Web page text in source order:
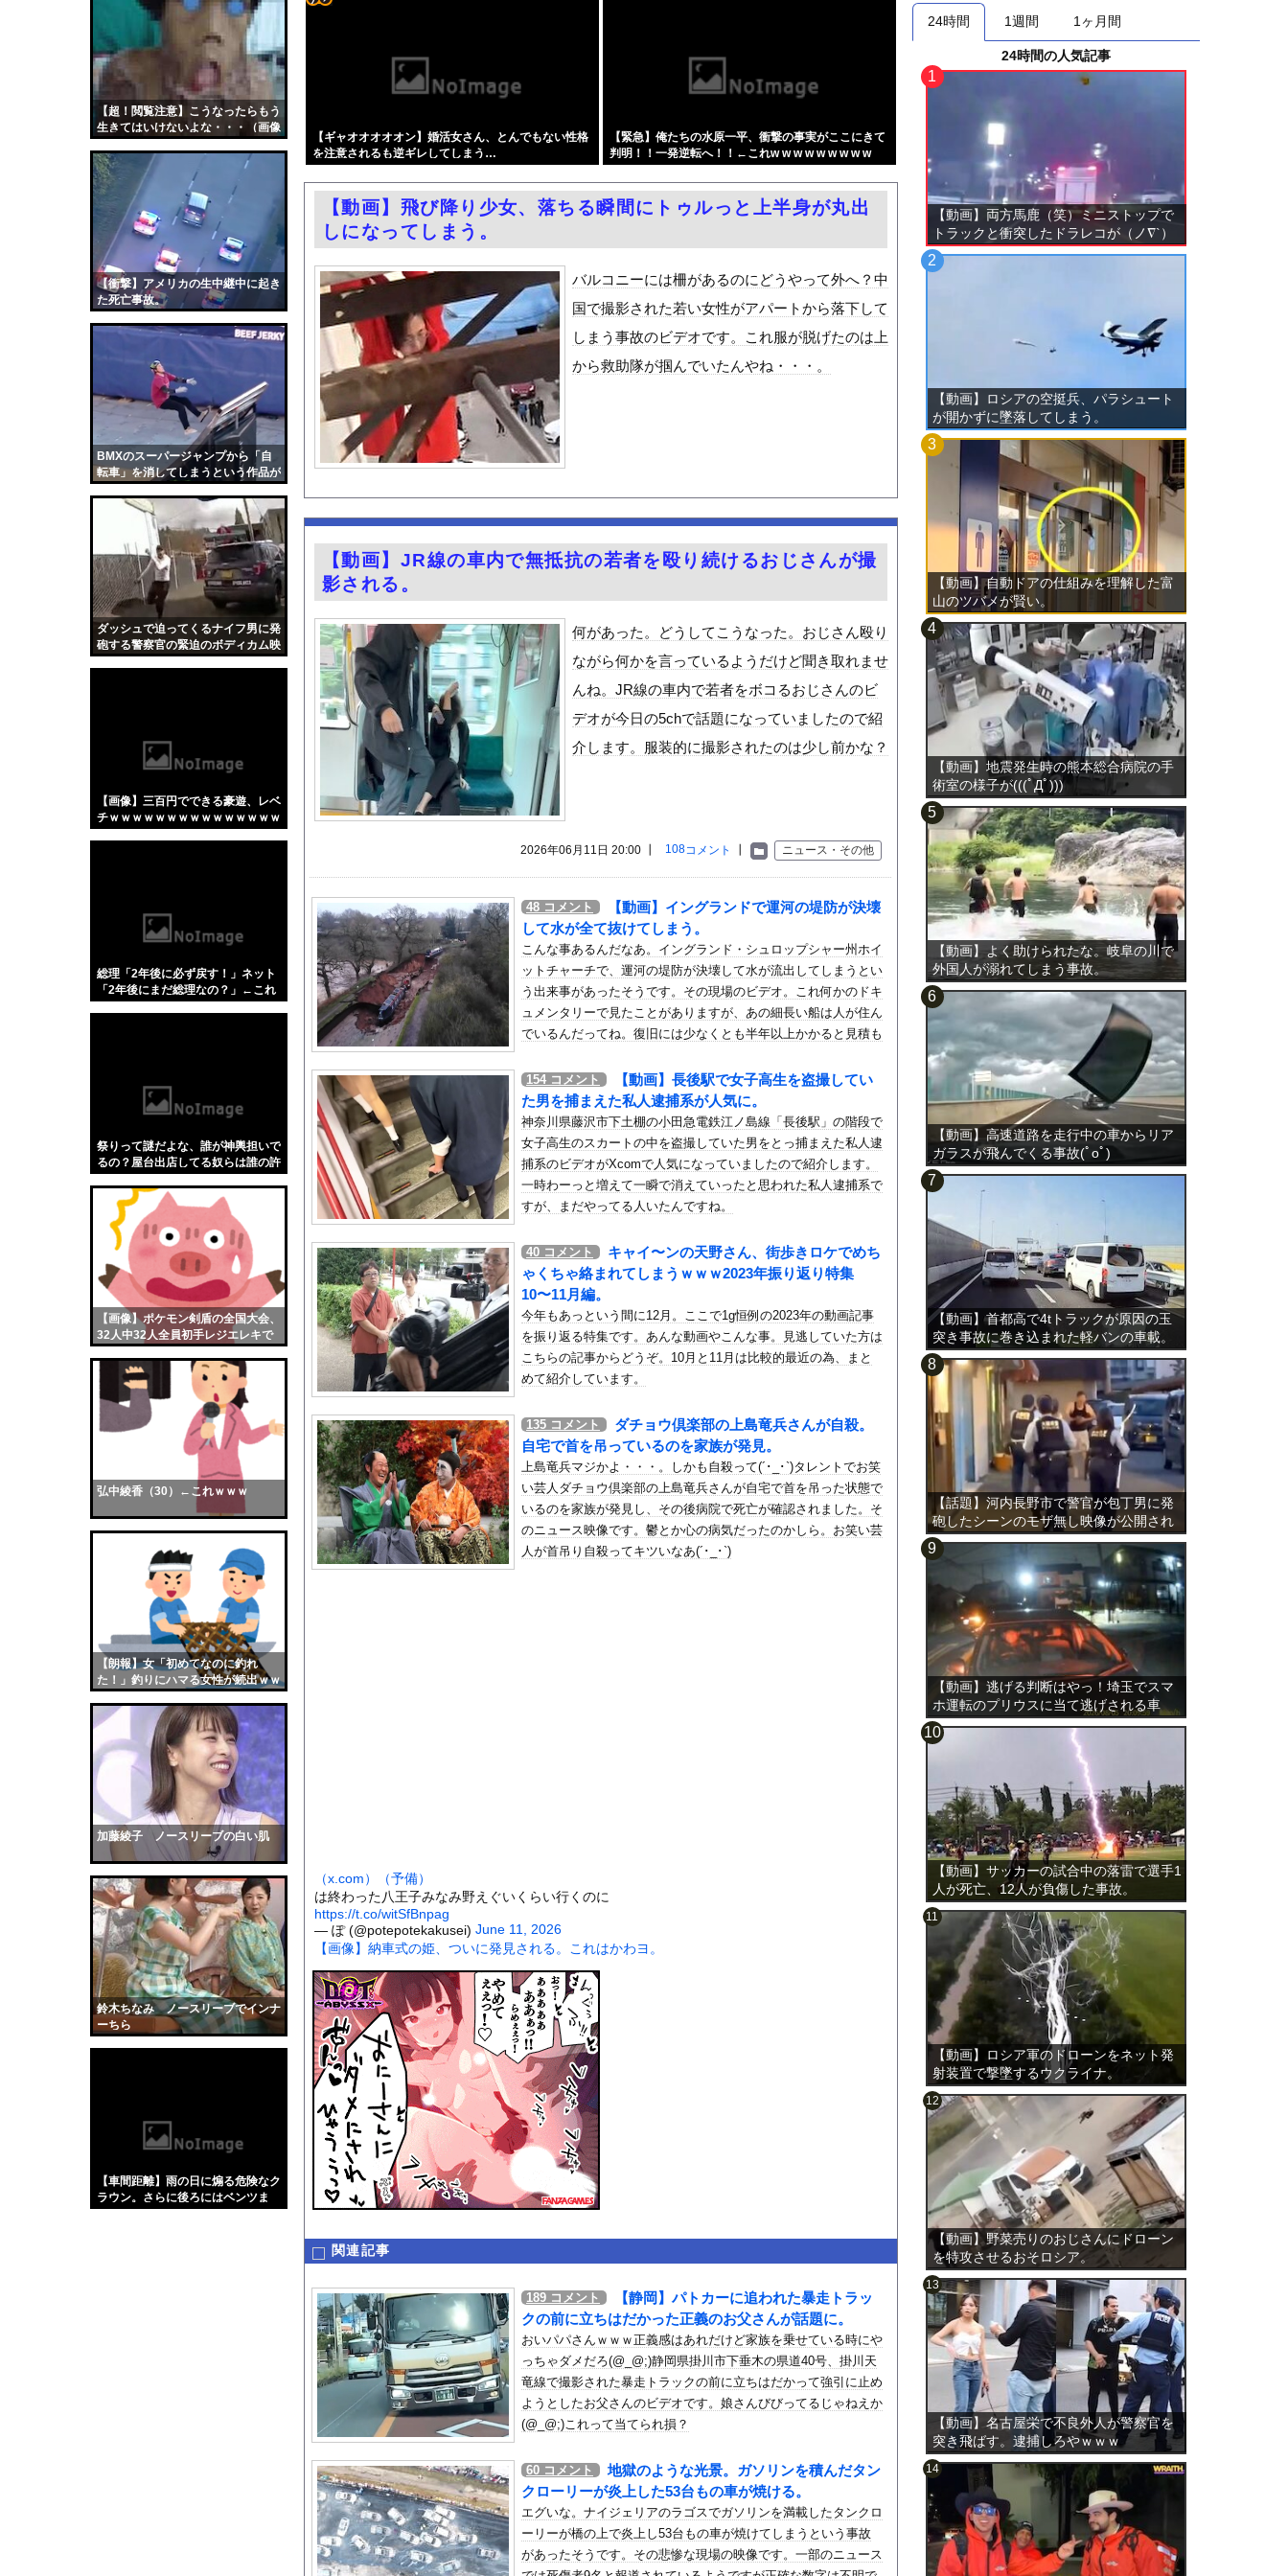
【超！閲覧注意】こうなったらもう
生きてはいけないよな・・・（画像
【衝撃】アメリカの生中継中に起き
た死亡事故。
BMXのスーパージャンプから「自
転車」を消してしまうという作品が
ダッシュで迫ってくるナイフ男に発
砲する警察官の緊迫のボディカム映
【画像】三百円でできる豪遊、レベ
チｗｗｗｗｗｗｗｗｗｗｗｗｗｗｗ
総理「2年後に必ず戻す！」ネット
「2年後にまだ総理なの？」←これ
祭りって謎だよな、誰が神輿担いで
るの？屋台出店してる奴らは誰の許
【画像】ポケモン剣盾の全国大会、
32人中32人全員初手レジエレキで
弘中綾香（30）←これｗｗｗ
【朗報】女「初めてなのに釣れ
た！」釣りにハマる女性が続出ｗｗ
加藤綾子 ノースリーブの白い肌
鈴木ちなみ ノースリーブでインナ
ーちら
【車間距離】雨の日に煽る危険なク
ラウン。さらに後ろにはベンツま
ひろゆき「出馬する気ないから話さなかった」妻「それでも不誠実だろ」→離婚協議へｗｗｗ...
【画像】週刊少年マガジン、限界突破
エロ漫画『はじめての緊縛SM調教 終わらない前立腺イキ地獄』をrawやhitomiを...
【画像】温泉の中でこれやる奴ｗｗｗｗｗｗｗｗｗ
フェラーリを手がけたピニンファリーナ、日本の鉄道初デザイン。南海電鉄が新たな空港特急...
パヨ「れいわ信者、れいわ知能といった表現は完全に差別表現。メディアは放送禁止用語に指...
【広島】廿日市の中学野球部員死亡事故 書類送検の医師、別人のCT画像で診察した疑い ...
今日撮れたK大学文〇学部JD1年のフェラシーンがコチラ
お前らがメイドイン韓国で認めてるもの 「キムチ」あと3つは？
中国「大洪水！」三峡ダム「9門開放！（全力放流」中国都市「三峡沿線の道路水没」中国政...
職場の人妻と不倫をして、ついに、、、
韓国国会、サッカー前代表監督を追及「なぜ負けたのか」
日本旅行キャンセルすべきか…1万年ぶり史上最大級の火山の兆し＝韓国の反応
うちのネコが目の前にいた。私が上に物を投げるフリをする → 猫はこうなります…
友廣南実アナ 海に落ちてパンツが透けてしまうハプニング！！【GIF動画あり】
道の駅に野菜や果物出荷してるんやけど「こういうの欲しい」とかある？
【画像】森高千里(55) 「ミニスカートはとてもムリよ若い子には負けるわ」←ワイらに...
左ハンドル車のデメリット、意外と少ない
【動画】DJ SODAさん、エッチな水を浴びをしてしまう
天下一品とかいう定期的に行っては「こんなもんか…」ってなるラーメン屋wwwwwww
【動画】女性審判、炎上ｗｗｗｗｗ
【ディズニー】高級ホテルでお馴染みのホテルミラコスタさん 値上げして改悪していたこと...
【動画】移民受け入れ派のパヨおば、自分の家に来られたら全力で拒否るｗｗｗｗｗｗｗｗｗ...
グラドル後藤まつりと至近距離でイチャイチャできる新作イメビが出たぞ！
『悪役令嬢転生おじさん』6話感想 モブ令嬢に絡まれるアンナ！
今の時期 河口で釣れる美味い魚教えて
【Xの車窓から】オービスかと思ったら野生の炊飯器で草 ほか
【衝撃】「かわいい虫」ランキング、ついに発表される
伊Autosprint誌：ニューエイ代表渾身のアストンマーチンAMR26を改善に導い...
【画像】 小倉ゆうか(27)さん、7年ぶり『FRIDAY』表紙で神ボディ大解放
【閲覧注意】 人妻がヌード動画を公開 ⇒ ネット民「赤ちゃんに絶対に母乳を上げないで...
旦那と離婚することに。ウトメ「男が居るんだろう、それで男に色々入れられたんだろう慰謝...
【アイマス】何故か怒っているやよいのご機嫌を直す方法
隣の臭デブキング貧乏揺すり背中のけぞりキョロ厨カンスケデブがウザすぎて心が折れそう…
もしかして民主主義ってさ…他
【衝撃】さかなクン、結婚してる？の質問に「お魚で幸せ」と答えた結果ｗｗｗ
海外「日本人はなんて気高いんだ！」 英高級紙も驚愕した極限の中の日本人の姿に世界が衝...
ETCの事をイーティーシーってゆってる奴がいたｗｗｗｗｗｗｗ
【画像】漫画読んでて「生々しいな･･･」と思った描写ｗｗｗｗ
【画像】昔の2時間ドラマがスゴイ、セクシー女優のナマ乳をモロ流し
【悲報】ラーメンハゲ、加齢でめっちゃ少食になってしまう…
英国人「安心感が違う」冨安健洋、パレス移籍当日にデビュー！圧巻3連続ブロックも披露で...
ショートスリーパー、誹謗中傷を受けて突然泣き出すwwwwwwwwwwwwwwwww
【画像】おまえらくんの机がこの女の子の椅子にされてたらｗｗｗ
【画像】この女優さん、可愛すぎる
【朗報】齋藤飛鳥、前屈みで完全に見えてる動画が拡散されてしまう…
海外「日本よ、お前がナンバーワンだ」 熊本地震直後の日本の対応のスピードに世界が衝撃
勇気を出して白人美女にチン凸したアジア人短小男
、爆笑されてしまうｗｗｗ
10年もの間浮気してた嫁。まさかと思い長男のDNA鑑定をするがいいな？と問うと、元嫁...
ウクライナ侵攻以降、ロシア軍兵士のHIV感染が2000％急増…ウクライナメディア！
【配信者】「金バエ」のSNS更新が1週間途絶え、様々な憶測が飛び交う。1週間ぶりの投...
【画像】女の子「危機管理フォーーーーム！！！」
かわいい彼女のために美味しい料理を用意した。部屋まで持って行く → この仕打ちです…
【衝撃】佐々木が6回自責2もサヨナラ負けに。あまりの酷さにドン引きするドジャースファ...
【動画】ヒョウ2頭が木に登って激しい戦い
【黒歴史】こういう昔の大学ヤリサーの流出エロ動画（顔出し）が一番抜ける
韓国人「安貞桓が韓国代表に激怒！『惨憺たる結果、徹底的な刷新が必要だ』と監督や協会を...
ケンタッキーとか言う唐揚げ屋ｗｗｗｗｗ
【画像】このAVが性癖ブッ刺さりで精子ドクドク作られるわｗｗｗｗ
【悲報】味噌ラーメンで行列、出来ない
【中国】男の子が爆竹に点火 マンホールが爆発しふた吹き飛ぶ
【画像】伊藤舞雪とかいうＡＶ女優ｗｗｗｗｗｗｗｗｗｗw
【緊急】肛門にスティックのり入れたけど出てこないの！！
お知らせ
Powered by livedoor 相互RSS
このページは1000mgが管理しています。 RSS設定 更新順130件まで。それ以降の古いものは表
示されません。
【ギャオオオオオン】婚活女さん、とんでもない性格
を注意されるも逆ギレしてしまう…
【緊急】俺たちの水原一平、衝撃の事実がここにきて
判明！！一発逆転へ！！←これw w w w w w w w w
自動
更新
【動画】飛び降り少女、落ちる瞬間にトゥルっと上半身が丸出
しになってしまう。
バルコニーには柵があるのにどうやって外へ？中
国で撮影された若い女性がアパートから落下して
しまう事故のビデオです。これ服が脱げたのは上
から救助隊が掴んでいたんやね・・・。
【動画】JR線の車内で無抵抗の若者を殴り続けるおじさんが撮
影される。
何があった。どうしてこうなった。おじさん殴り
ながら何かを言っているようだけど聞き取れませ
んね。JR線の車内で若者をボコるおじさんのビ
デオが今日の5chで話題になっていましたので紹
介します。服装的に撮影されたのは少し前かな？
ニュース・その他
108コメント
2026年06月11日 20:00 ┃
48 コメント
【動画】イングランドで運河の堤防が決壊
して水が全て抜けてしまう。
こんな事あるんだなあ。イングランド・シュロップシャー州ホイ
ットチャーチで、運河の堤防が決壊して水が流出してしまうとい
う出来事があったそうです。その現場のビデオ。これ何かのドキ
ュメンタリーで見たことがありますが、あの細長い船は人が住ん
でいるんだってね。復旧には少なくとも半年以上かかると見積も
154 コメント
【動画】長後駅で女子高生を盗撮してい
た男を捕まえた私人逮捕系が人気に。
神奈川県藤沢市下土棚の小田急電鉄江ノ島線「長後駅」の階段で
女子高生のスカートの中を盗撮していた男をとっ捕まえた私人逮
捕系のビデオがXcomで人気になっていましたので紹介します。
一時わーっと増えて一瞬で消えていったと思われた私人逮捕系で
すが、まだやってる人いたんですね。
40 コメント
キャイ〜ンの天野さん、街歩きロケでめち
ゃくちゃ絡まれてしまうｗｗｗ2023年振り返り特集
10〜11月編。
今年もあっという間に12月。ここで1g恒例の2023年の動画記事
を振り返る特集です。あんな動画やこんな事。見逃していた方は
こちらの記事からどうぞ。10月と11月は比較的最近の為、まと
めて紹介しています。
135 コメント
ダチョウ倶楽部の上島竜兵さんが自殺。
自宅で首を吊っているのを家族が発見。
上島竜兵マジかよ・・・。しかも自殺って(´･_･`)タレントでお笑
い芸人ダチョウ倶楽部の上島竜兵さんが自宅で首を吊った状態で
いるのを家族が発見し、その後病院で死亡が確認されました。そ
のニュース映像です。鬱とか心の病気だったのかしら。お笑い芸
人が首吊り自殺ってキツいなあ(´･_･`)
（x.com）
（予備）
は終わった八王子みなみ野えぐいくらい行くのに
https://t.co/witSfBnpag
— ぽ (@potepotekakusei) June 11, 2026
【画像】納車式の姫、ついに発見される。これはかわヨ。
関連記事
189 コメント
【静岡】パトカーに追われた暴走トラッ
クの前に立ちはだかった正義のお父さんが話題に。
おいパパさんｗｗｗ正義感はあれだけど家族を乗せている時にや
っちゃダメだろ(@_@;)静岡県掛川市下垂木の県道40号、掛川天
竜線で撮影された暴走トラックの前に立ちはだかって強引に止め
ようとしたお父さんのビデオです。娘さんびびってるじゃねえか
(@_@;)これって当てられ損？
60 コメント
地獄のような光景。ガソリンを積んだタン
クローリーが炎上した53台もの車が焼ける。
エグいな。ナイジェリアのラゴスでガソリンを満載したタンクロ
ーリーが橋の上で炎上し53台もの車が焼けてしまうという事故
があったそうです。その悲惨な現場の映像です。一部のニュース
24時間 1週間 1ヶ月間
24時間の人気記事
【動画】両方馬鹿（笑）ミニストップで
トラックと衝突したドラレコが（ノ∇`）
【動画】ロシアの空挺兵、パラシュート
が開かずに墜落してしまう。
【動画】自動ドアの仕組みを理解した富
山のツバメが賢い。
【動画】地震発生時の熊本総合病院の手
術室の様子が(((ﾟДﾟ)))
【動画】よく助けられたな。岐阜の川で
外国人が溺れてしまう事故。
【動画】高速道路を走行中の車からリア
ガラスが飛んでくる事故(ﾟoﾟ)
【動画】首都高で4tトラックが原因の玉
突き事故に巻き込まれた軽バンの車載。
【話題】河内長野市で警官が包丁男に発
砲したシーンのモザ無し映像が公開され
る。
【動画】逃げる判断はやっ！埼玉でスマ
ホ運転のプリウスに当て逃げされる車
載。
【動画】サッカーの試合中の落雷で選手1
人が死亡、12人が負傷した事故。
【動画】ロシア軍のドローンをネット発
射装置で撃墜するウクライナ。
【動画】野菜売りのおじさんにドローン
を特攻させるおそロシア。
【動画】名古屋栄で不良外人が警察官を
突き飛ばす。逮捕しろやｗｗｗ